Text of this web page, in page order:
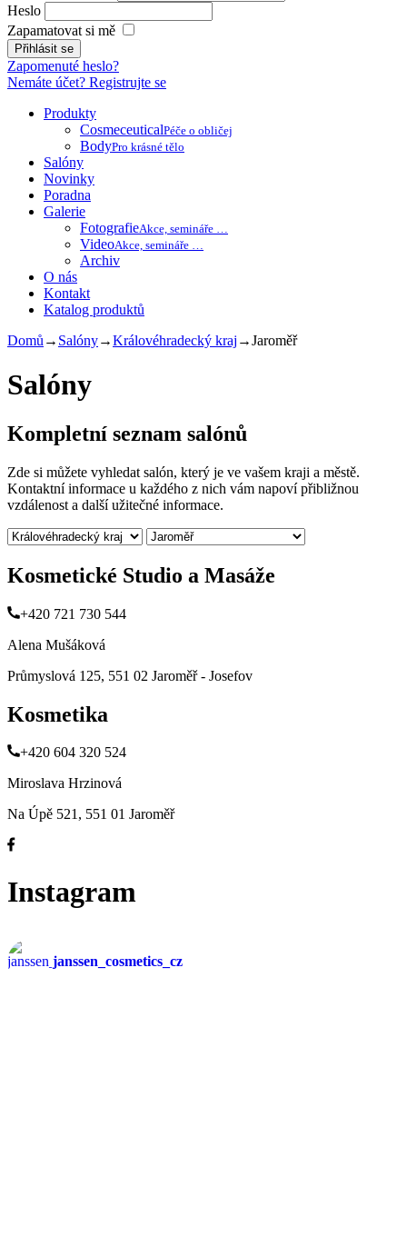
Heslo
Zapamatovat si mě
Zapomenuté heslo?
Nemáte účet? Registrujte se
Produkty
CosmeceuticalPéče o obličej
BodyPro krásné tělo
Salóny
Novinky
Poradna
Galerie
FotografieAkce, semináře …
VideoAkce, semináře …
Archiv
O nás
Kontakt
Katalog produktů
Domů → Salóny→Královéhradecký kraj →Jaroměř
Salóny
Kompletní seznam salónů
Zde si můžete vyhledat salón, který je ve vašem kraji a městě.
Kontaktní informace u každého z nich vám napoví přibližnou
vzdálenost a další užitečné informace.
Kosmetické Studio a Masáže
+420 721 730 544
Alena Mušáková
Průmyslová 125, 551 02 Jaroměř - Josefov
Kosmetika
+420 604 320 524
Miroslava Hrzinová
Na Úpě 521, 551 01 Jaroměř
Instagram
janssen_cosmetics_cz